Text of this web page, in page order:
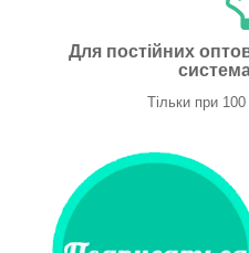
Для постійних
Тільки при